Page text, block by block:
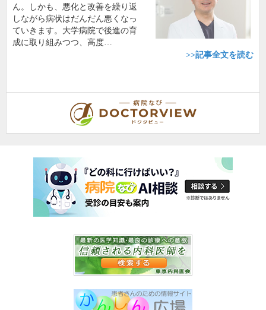
ん。しかも、悪化と改善を繰り返
しながら病状はだんだん悪くなっ
ていきます。大学病院で後進の育
成に取り組みつつ、高度…
>>記事全文を読む